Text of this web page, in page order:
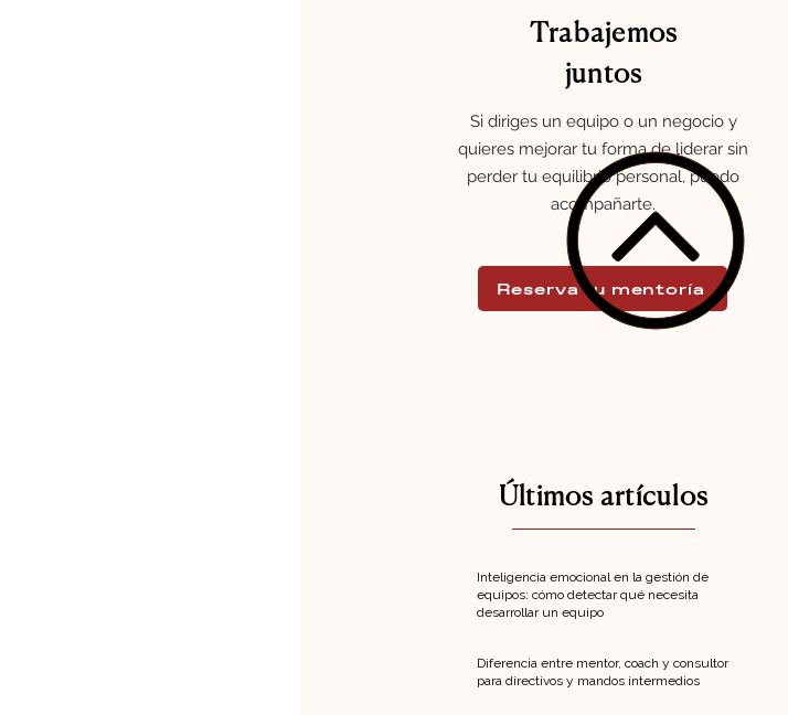
Trabajemos
juntos
Si diriges un equipo o un negocio y
quieres mejorar tu forma de liderar sin
perder tu equilibrio personal, puedo
acompañarte.
Reserva tu mentoría
Últimos artículos
Inteligencia emocional en la gestión de
equipos: cómo detectar qué necesita
desarrollar un equipo
Diferencia entre mentor, coach y consultor
para directivos y mandos intermedios